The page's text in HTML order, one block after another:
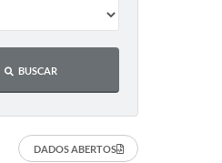
BUSCAR
DADOS ABERTOS